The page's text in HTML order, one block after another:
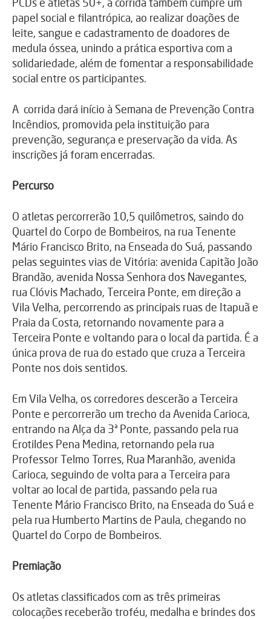
papel social e filantrópica, ao realizar doações de
leite, sangue e cadastramento de doadores de
medula óssea, unindo a prática esportiva com a
solidariedade, além de fomentar a responsabilidade
social entre os participantes.
A corrida dará início à Semana de Prevenção Contra
Incêndios, promovida pela instituição para
prevenção, segurança e preservação da vida. As
inscrições já foram encerradas.
Percurso
O atletas percorrerão 10,5 quilômetros, saindo do
Quartel do Corpo de Bombeiros, na rua Tenente
Mário Francisco Brito, na Enseada do Suá, passando
pelas seguintes vias de Vitória: avenida Capitão João
Brandão, avenida Nossa Senhora dos Navegantes,
rua Clóvis Machado, Terceira Ponte, em direção a
Vila Velha, percorrendo as principais ruas de Itapuã e
Praia da Costa, retornando novamente para a
Terceira Ponte e voltando para o local da partida. É a
única prova de rua do estado que cruza a Terceira
Ponte nos dois sentidos.
Em Vila Velha, os corredores descerão a Terceira
Ponte e percorrerão um trecho da Avenida Carioca,
entrando na Alça da 3ª Ponte, passando pela rua
Erotildes Pena Medina, retornando pela rua
Professor Telmo Torres, Rua Maranhão, avenida
Carioca, seguindo de volta para a Terceira para
voltar ao local de partida, passando pela rua
Tenente Mário Francisco Brito, na Enseada do Suá e
pela rua Humberto Martins de Paula, chegando no
Quartel do Corpo de Bombeiros.
Premiação
Os atletas classificados com as três primeiras
colocações receberão troféu, medalha e brindes dos